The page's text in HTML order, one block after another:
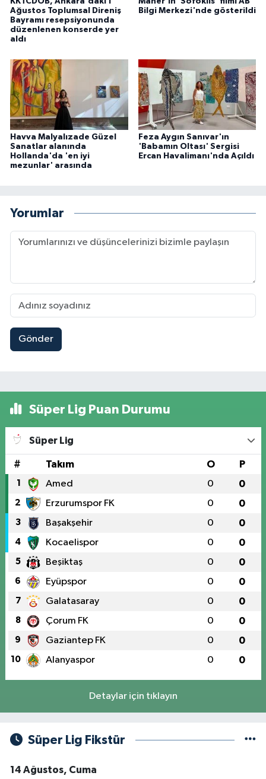
Ağustos Toplumsal Direniş
Bayramı resepsiyonunda
düzenlenen konserde yer
aldı
Bilgi Merkezi'nde gösterildi
Havva Malyalızade Güzel
Sanatlar alanında
Hollanda'da 'en iyi
mezunlar' arasında
Feza Aygın Sanıvar'ın
'Babamın Oltası' Sergisi
Ercan Havalimanı'nda Açıldı
Yorumlar
Gönder
Süper Lig Puan Durumu
Süper Lig
# Takım O P
1 Amed 0 0
2 Erzurumspor FK 0 0
3 Başakşehir 0 0
4 Kocaelispor 0 0
5 Beşiktaş 0 0
6 Eyüpspor 0 0
7 Galatasaray 0 0
8 Çorum FK 0 0
9 Gaziantep FK 0 0
10 Alanyaspor 0 0
Detaylar için tıklayın
Süper Lig Fikstür
14 Ağustos, Cuma